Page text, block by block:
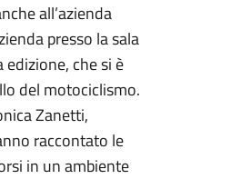
all’azienda
presso la sala
che si è
del motociclismo.
Zanetti,
raccontato le
in un ambiente